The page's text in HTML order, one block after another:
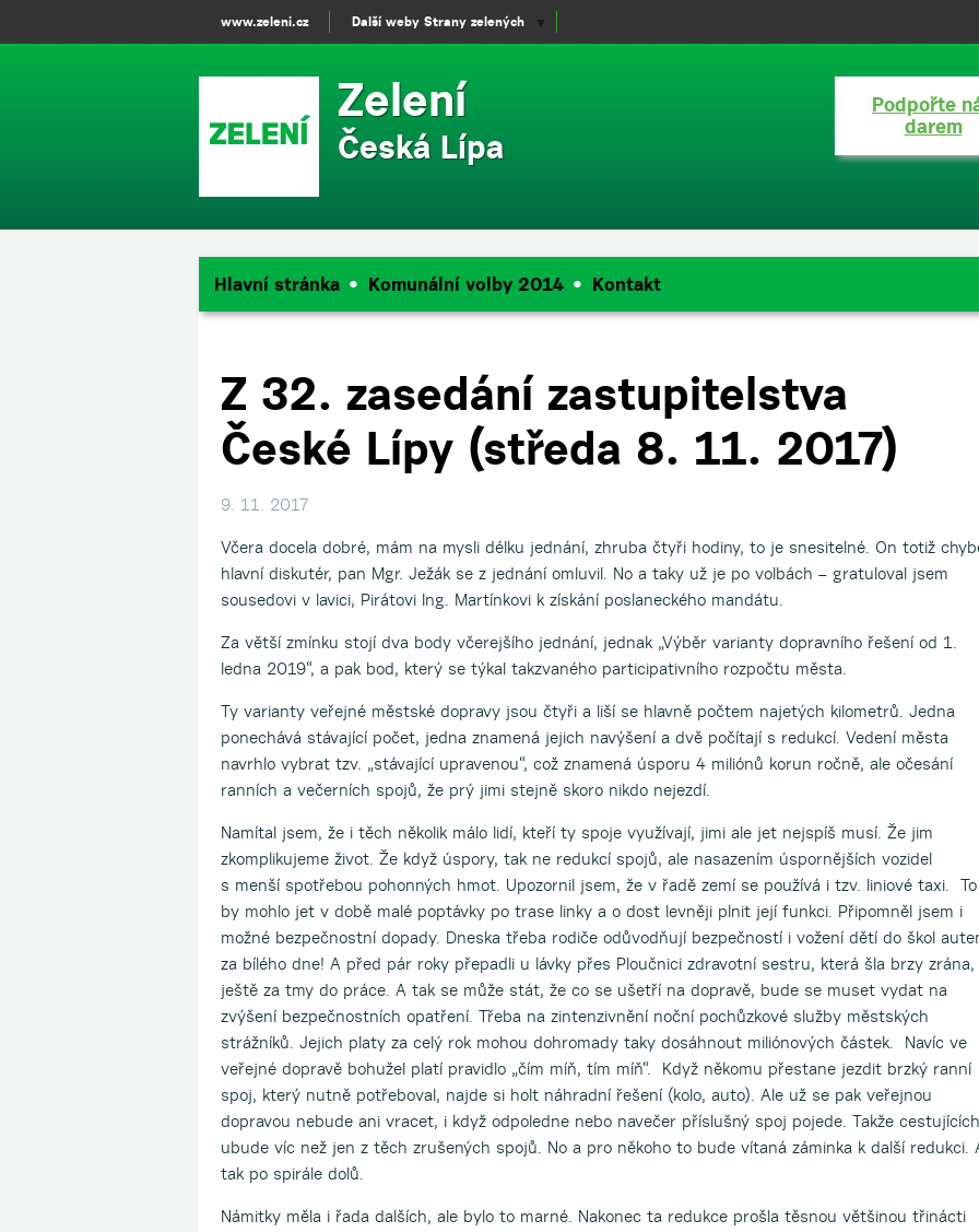
Zelení
Česká Lípa
Podpořte
darem
Hlavní stránka Komunální volby 2014 Kontakt
Z 32. zasedání zastupitelstva
České Lípy (středa 8. 11. 2017)
9. 11. 2017
Včera docela dobré, mám na mysli délku jednání, zhruba čtyři hodiny, to je snesitelné. On totiž
hlavní diskutér, pan Mgr. Ježák se z jednání omluvil. No a taky už je po volbách – gratuloval jsem
sousedovi v lavici, Pirátovi Ing. Martínkovi k získání poslaneckého mandátu.
Za větší zmínku stojí dva body včerejšího jednání, jednak „Výběr varianty dopravního řešení od 1.
ledna 2019“, a pak bod, který se týkal takzvaného participativního rozpočtu města.
Ty varianty veřejné městské dopravy jsou čtyři a liší se hlavně počtem najetých kilometrů. Jedna
ponechává stávající počet, jedna znamená jejich navýšení a dvě počítají s redukcí. Vedení města
navrhlo vybrat tzv. „stávající upravenou“, což znamená úsporu 4 miliónů korun ročně, ale očesání
ranních a večerních spojů, že prý jimi stejně skoro nikdo nejezdí.
Namítal jsem, že i těch několik málo lidí, kteří ty spoje využívají, jimi ale jet nejspíš musí. Že jim
zkomplikujeme život. Že když úspory, tak ne redukcí spojů, ale nasazením úspornějších vozidel
s menší spotřebou pohonných hmot. Upozornil jsem, že v řadě zemí se používá i tzv. liniové taxi. To
by mohlo jet v době malé poptávky po trase linky a o dost levněji plnit její funkci. Připomněl jsem i
možné bezpečnostní dopady. Dneska třeba rodiče odůvodňují bezpečností i vožení dětí do škol
za bílého dne! A před pár roky přepadli u lávky přes Ploučnici zdravotní sestru, která šla brzy zrána,
ještě za tmy do práce. A tak se může stát, že co se ušetří na dopravě, bude se muset vydat na
zvýšení bezpečnostních opatření. Třeba na zintenzivnění noční pochůzkové služby městských
strážníků. Jejich platy za celý rok mohou dohromady taky dosáhnout miliónových částek. Navíc ve
veřejné dopravě bohužel platí pravidlo „čím míň, tím míň“. Když někomu přestane jezdit brzký ranní
spoj, který nutně potřeboval, najde si holt náhradní řešení (kolo, auto). Ale už se pak veřejnou
dopravou nebude ani vracet, i když odpoledne nebo navečer příslušný spoj pojede. Takže cestujících
ubude víc než jen z těch zrušených spojů. No a pro někoho to bude vítaná záminka k další redukci.
tak po spirále dolů.
Námitky měla i řada dalších, ale bylo to marné. Nakonec ta redukce prošla těsnou většinou třinácti
www.zeleni.cz Další weby Strany zelených ▼